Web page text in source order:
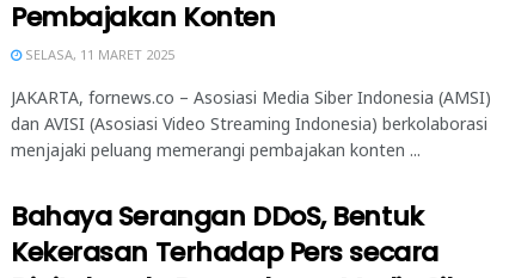
Pembajakan Konten
SELASA, 11 MARET 2025
JAKARTA, fornews.co – Asosiasi Media Siber Indonesia (AMSI)
dan AVISI (Asosiasi Video Streaming Indonesia) berkolaborasi
menjajaki peluang memerangi pembajakan konten ...
Bahaya Serangan DDoS, Bentuk
Kekerasan Terhadap Pers secara